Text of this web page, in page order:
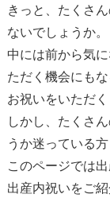
きっと、たくさ
ないでしょうか。
中には前から気
ただく機会にもな
お祝いをいただ
しかし、たくさ
うか迷っている
このページでは
出産内祝いをご紹